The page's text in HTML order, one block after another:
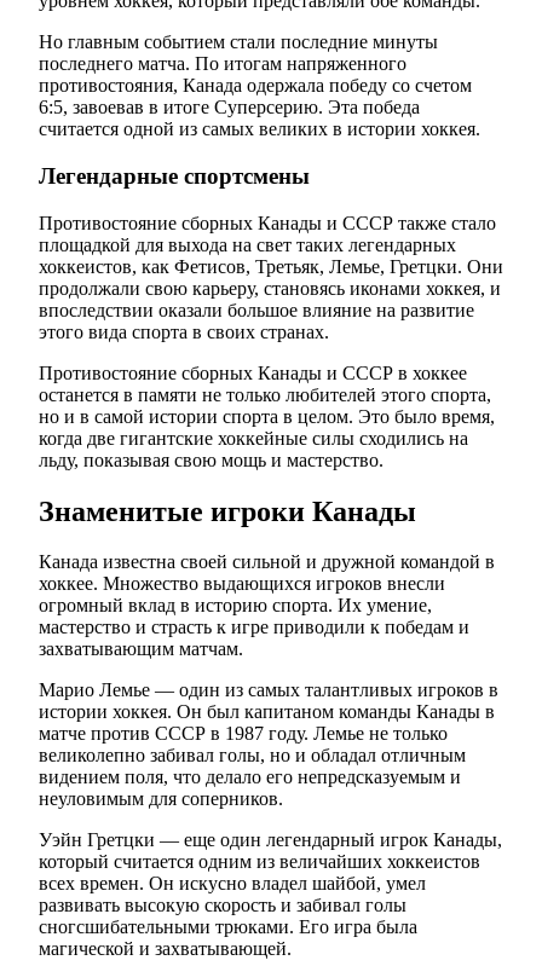
Но главным событием стали последние минуты
последнего матча. По итогам напряженного
противостояния, Канада одержала победу со счетом
6:5, завоевав в итоге Суперсерию. Эта победа
считается одной из самых великих в истории хоккея.
Легендарные спортсмены
Противостояние сборных Канады и СССР также стало
площадкой для выхода на свет таких легендарных
хоккеистов, как Фетисов, Третьяк, Лемье, Гретцки. Они
продолжали свою карьеру, становясь иконами хоккея, и
впоследствии оказали большое влияние на развитие
этого вида спорта в своих странах.
Противостояние сборных Канады и СССР в хоккее
останется в памяти не только любителей этого спорта,
но и в самой истории спорта в целом. Это было время,
когда две гигантские хоккейные силы сходились на
льду, показывая свою мощь и мастерство.
Знаменитые игроки Канады
Канада известна своей сильной и дружной командой в
хоккее. Множество выдающихся игроков внесли
огромный вклад в историю спорта. Их умение,
мастерство и страсть к игре приводили к победам и
захватывающим матчам.
Марио Лемье — один из самых талантливых игроков в
истории хоккея. Он был капитаном команды Канады в
матче против СССР в 1987 году. Лемье не только
великолепно забивал голы, но и обладал отличным
видением поля, что делало его непредсказуемым и
неуловимым для соперников.
Уэйн Гретцки — еще один легендарный игрок Канады,
который считается одним из величайших хоккеистов
всех времен. Он искусно владел шайбой, умел
развивать высокую скорость и забивал голы
сногсшибательными трюками. Его игра была
магической и захватывающей.